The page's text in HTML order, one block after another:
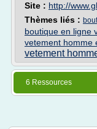
Site : http://
Thèmes liés :
boutique en ligne
vetement homme
vetement
6 Ressources